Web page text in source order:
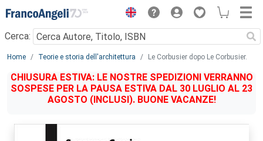
Menu
Cerca:
Main content
Home Teorie e storia dell'architettura Le Corbusier dopo Le Corbusier.
CHIUSURA ESTIVA: LE NOSTRE SPEDIZIONI VERRANNO
SOSPESE PER LA PAUSA ESTIVA DAL 30 LUGLIO AL 23
AGOSTO (INCLUSI). BUONE VACANZE!